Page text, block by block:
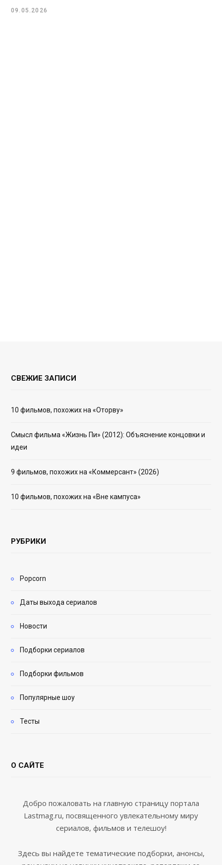
09.05.2026
СВЕЖИЕ ЗАПИСИ
10 фильмов, похожих на «Оторву»
Смысл фильма «Жизнь Пи» (2012): Объяснение концовки и
идеи
9 фильмов, похожих на «Коммерсант» (2026)
10 фильмов, похожих на «Вне кампуса»
РУБРИКИ
Popcorn
Даты выхода сериалов
Новости
Подборки сериалов
Подборки фильмов
Популярные шоу
Тесты
О САЙТЕ
Добро пожаловать на главную страницу портала
Lastmag.ru, посвященного увлекательному миру
сериалов, фильмов и телешоу!
Здесь вы найдете тематические подборки, анонсы,